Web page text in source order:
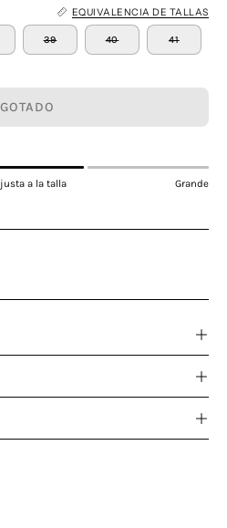
EQUIVALENCIA DE TALLAS
39 40 41
a la talla Grande